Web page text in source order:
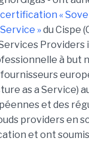
«
»du Cispe
Providers
à but
as a Service)
et des
providers en
et ont